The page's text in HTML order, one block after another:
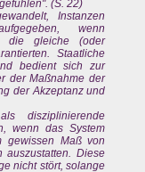
(S. 22)
Instanzen
wenn
die gleiche (oder
Staatliche
bedient sich zur
der Maßnahme der
der Akzeptanz und
disziplinierende
wenn das System
gewissen Maß von
auszustatten. Diese
nicht stört, solange